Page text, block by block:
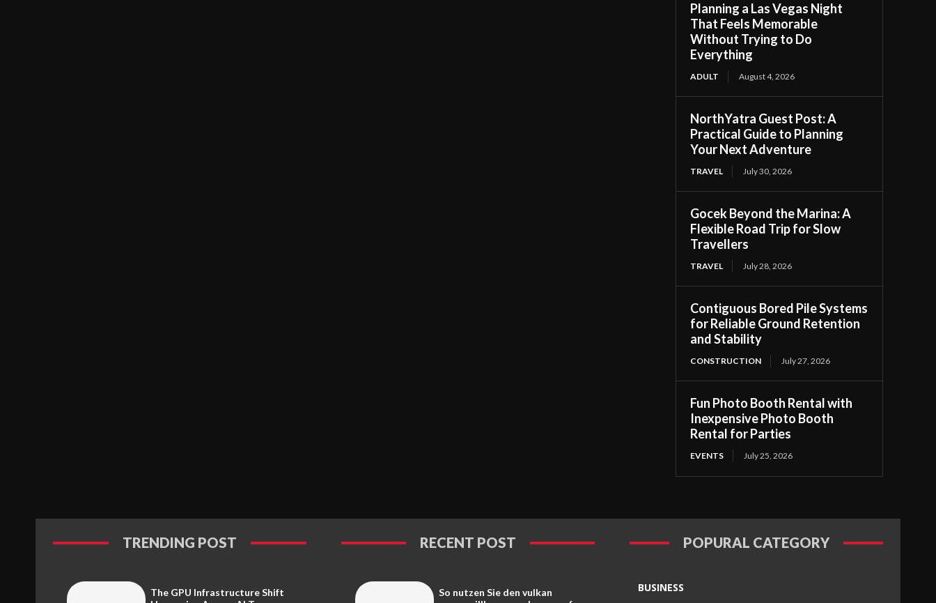
Planning a Las Vegas Night
That Feels Memorable
Without Trying to Do
Everything
ADULT August 4, 2026
NorthYatra Guest Post: A
Practical Guide to Planning
Your Next Adventure
TRAVEL July 30, 2026
Gocek Beyond the Marina: A
Flexible Road Trip for Slow
Travellers
TRAVEL July 28, 2026
Contiguous Bored Pile Systems
for Reliable Ground Retention
and Stability
CONSTRUCTION July 27, 2026
Fun Photo Booth Rental with
Inexpensive Photo Booth
Rental for Parties
EVENTS July 25, 2026
TRENDING POST
The GPU Infrastructure Shift
RECENT POST
So nutzen Sie den vulkan
POPURAL CATEGORY
BUSINESS